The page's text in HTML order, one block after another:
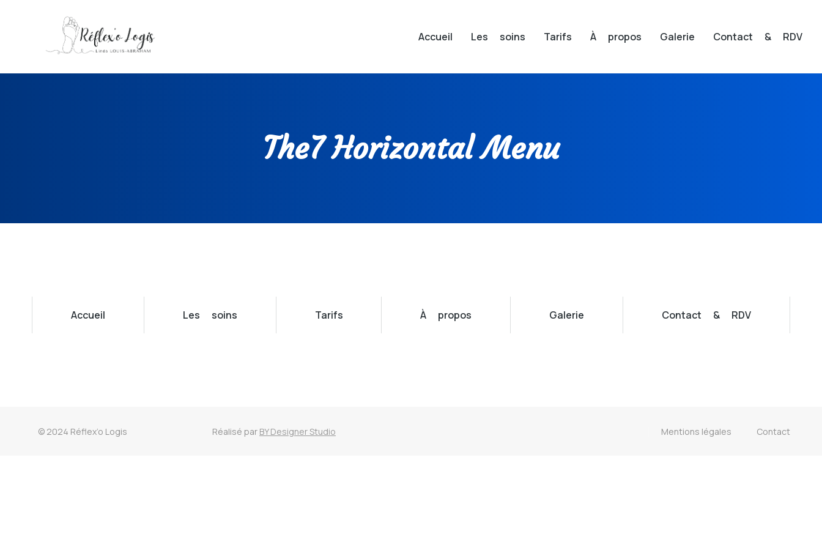
Accueil Les soins Tarifs À propos Galerie Contact & RDV
The7 Horizontal Menu
Accueil Les soins Tarifs À propos Galerie Contact & RDV
© 2024 Réflex’o Logis Réalisé par BY Designer Studio Mentions légales Contact